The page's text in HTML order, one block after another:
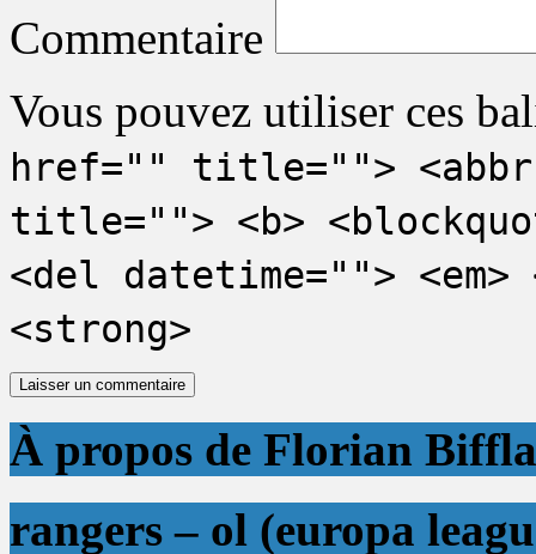
Commentaire
Vous pouvez utiliser ces
href="" title="">
title=""> <b>
<del datetime="">
<strong>
À propos de Florian
rangers – ol (europa